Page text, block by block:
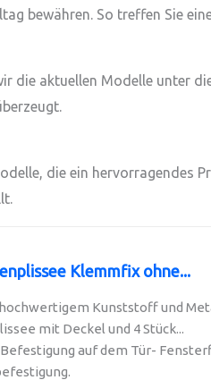
bewähren. So treffen Sie
die aktuellen Modelle unter
die ein hervorragendes
Klemmfix ohne...
Kunststoff und
mit Deckel und 4 Stück...
auf dem Tür-